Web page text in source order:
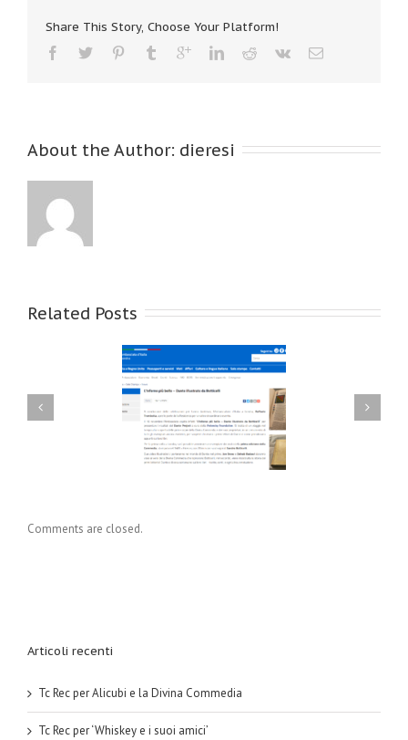
Share This Story, Choose Your Platform!
About the Author: dieresi
Related Posts
per Alicubi e la
Tc Rec per ‘Whiskey e i
suoi amici’
Comments are closed.
Articoli recenti
Tc Rec per Alicubi e la Divina Commedia
Tc Rec per ‘Whiskey e i suoi amici’